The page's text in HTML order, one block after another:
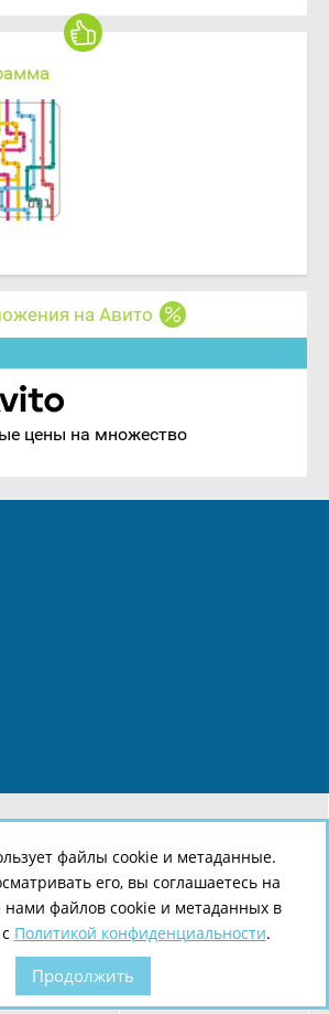
на Авито
цены на множество
05
28
,Ленинский пр., 140
файлы cookie и метаданные.
его, вы соглашаетесь на
нами файлов cookie и метаданных в
Политикой конфиденциальности.
Продолжить